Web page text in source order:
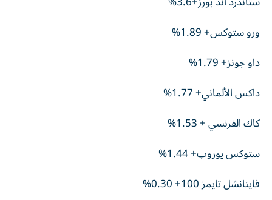
ورو ستوكس+ 1.89%
داو جونز+ 1.79%
داكس الألماني+ 1.77%
كاك الفرنسي + 1.53%
ستوكس يوروب+ 1.44%
فاينانشل تايمز 100+ 0.30%